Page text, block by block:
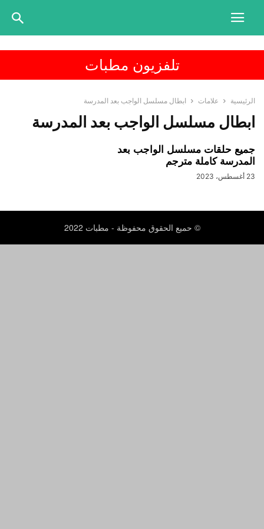
تلفزيون مطبات
الرئيسية علامات ابطال مسلسل الواجب بعد المدرسة
ابطال مسلسل الواجب بعد المدرسة
جميع حلقات مسلسل الواجب بعد
المدرسة كاملة مترجم
23 أغسطس، 2023
© حميع الحقوق محفوظة - مطبات 2022